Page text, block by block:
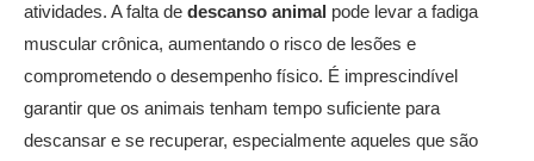
atividades. A falta de descanso animal pode levar a fadiga
muscular crônica, aumentando o risco de lesões e
comprometendo o desempenho físico. É imprescindível
garantir que os animais tenham tempo suficiente para
descansar e se recuperar, especialmente aqueles que são